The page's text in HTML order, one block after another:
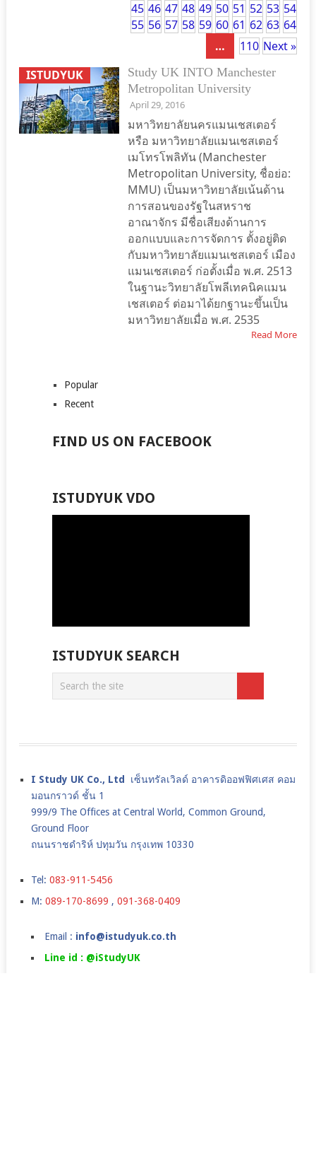
45 46 47 48 49 50 51 52 53 54
55 56 57 58 59 60 61 62 63 64
…
110 Next »
ISTUDYUK
Study UK INTO Manchester
Metropolitan University
April 29, 2016
มหาวิทยาลัยนครแมนเชสเตอร์
หรือ มหาวิทยาลัยแมนเชสเตอร์
เมโทรโพลิทัน (Manchester
Metropolitan University, ชื่อย่อ:
MMU) เป็นมหาวิทยาลัยเน้นด้าน
การสอนของรัฐในสหราช
อาณาจักร มีชื่อเสียงด้านการ
ออกแบบและการจัดการ ตั้งอยู่ติด
กับมหาวิทยาลัยแมนเชสเตอร์ เมือง
แมนเชสเตอร์ ก่อตั้งเมื่อ พ.ศ. 2513
ในฐานะวิทยาลัยโพลีเทคนิคแมน
เชสเตอร์ ต่อมาได้ยกฐานะขึ้นเป็น
มหาวิทยาลัยเมื่อ พ.ศ. 2535
Read More
Popular
Recent
FIND US ON FACEBOOK
ISTUDYUK VDO
ISTUDYUK SEARCH
I Study UK Co., Ltd เซ็นทรัลเวิลด์ อาคารดิออฟฟิศเศส คอม
มอนกราวด์ ชั้น 1
999/9 The Offices at Central World, Common Ground,
Ground Floor
ถนนราชดำริห์ ปทุมวัน กรุงเทพ 10330
Tel: 083-911-5456
M: 089-170-8699 , 091-368-0409
Email : info@istudyuk.co.th
Line id : @iStudyUK